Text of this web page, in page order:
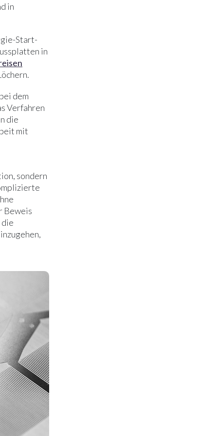
in
Start-
in
dem
Verfahren
die
mit
sondern
Beweis
die